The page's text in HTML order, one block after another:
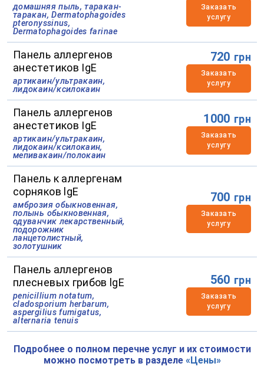
домашняя пыль, таракан-
таракан, Dermatophagoides
pteronyssinus,
Dermatophagoides farinae
Заказать
услугу
Панель аллергенов
анестетиков IgE
артикаин/ультракаин,
лидокаин/ксилокаин
720 грн
Заказать
услугу
Панель аллергенов
анестетиков IgE
артикаин/ультракаин,
лидокаин/ксилокаин,
мепивакаин/полокаин
1000 грн
Заказать
услугу
Панель к аллергенам
сорняков lgE
амброзия обыкновенная,
полынь обыкновенная,
одуванчик лекарственный,
подорожник
ланцетолистный,
золотушник
700 грн
Заказать
услугу
Панель аллергенов
плесневых грибов lgE
penicillium notatum,
cladosporium herbarum,
aspergilius fumigatus,
alternaria tenuis
560 грн
Заказать
услугу
Подробнее о полном перечне услуг и их стоимости
можно посмотреть в разделе «Цены»